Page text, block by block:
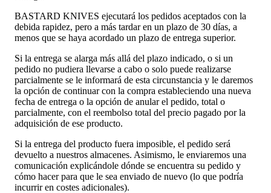
BASTARD KNIVES ejecutará los pedidos aceptados con la
debida rapidez, pero a más tardar en un plazo de 30 días, a
menos que se haya acordado un plazo de entrega superior.
Si la entrega se alarga más allá del plazo indicado, o si un
pedido no pudiera llevarse a cabo o solo puede realizarse
parcialmente se le informará de esta circunstancia y le daremos
la opción de continuar con la compra estableciendo una nueva
fecha de entrega o la opción de anular el pedido, total o
parcialmente, con el reembolso total del precio pagado por la
adquisición de ese producto.
Si la entrega del producto fuera imposible, el pedido será
devuelto a nuestros almacenes. Asimismo, le enviaremos una
comunicación explicándole dónde se encuentra su pedido y
cómo hacer para que le sea enviado de nuevo (lo que podría
incurrir en costes adicionales).